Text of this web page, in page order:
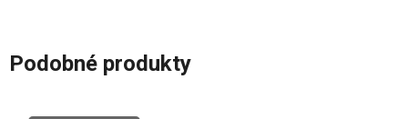
Podobné produkty